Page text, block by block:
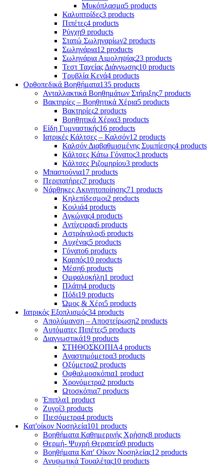
Μυκόπλασμα5 products
Καλυπτρίδες3 products
Πιπέτες4 products
Ρύγχη9 products
Στατώ Σωληναρίων2 products
Σωληνάρια12 products
Σωληνάρια Αιμοληψίας23 products
Τεστ Ταχείας Διάγνωσης10 products
Τρυβλία Κενά4 products
Ορθοπεδικά Βοηθήματα135 products
Ανταλλακτικά Βοηθημάτων Στήριξης7 products
Βακτηρίες – Βοηθητικά Χέρια5 products
Βακτηρίες2 products
Βοηθητικά Χέρια3 products
Είδη Γυμναστικής16 products
Ιατρικές Κάλτσες – Καλσόν12 products
Καλσόν Διαβαθμισμένης Συμπίεσης4 products
Κάλτσες Κάτω Γόνατος3 products
Κάλτσες Ριζομηρίου3 products
Μπαστούνια17 products
Περιπατήρες7 products
Νάρθηκες Ακινητοποίησης71 products
Κηλεπίδεσμοι2 products
Κοιλιά4 products
Αγκώνας4 products
Αντίχειρας6 products
Αστράγαλος6 products
Αυχένας5 products
Γόνατο6 products
Καρπός10 products
Μέση6 products
Ομφαλοκήλη1 product
Πλάτη4 products
Πόδι19 products
Ώμος & Χέρι5 products
Ιατρικός Εξοπλισμός34 products
Απολύμανση – Αποστείρωση2 products
Αυτόματες Πιπέτες5 products
Διαγνωστικά19 products
ΣΤΗΘΟΣΚΟΠΙΑ4 products
Αναστημόμετρα3 products
Οξύμετρα2 products
Οφθαλμοσκόπια1 product
Χρονόμετρα2 products
Ωτοσκόπια7 products
Έπιπλα1 product
Ζυγοί3 products
Πιεσόμετρα4 products
Κατ'οίκον Νοσηλεία101 products
Βοηθήματα Καθημερινής Χρήσης8 products
Θερμή- Ψυχρή Θεραπεία9 products
Βοηθήματα Κατ' Οίκον Νοσηλείας12 products
Ανυψωτικά Τουαλέτας10 products